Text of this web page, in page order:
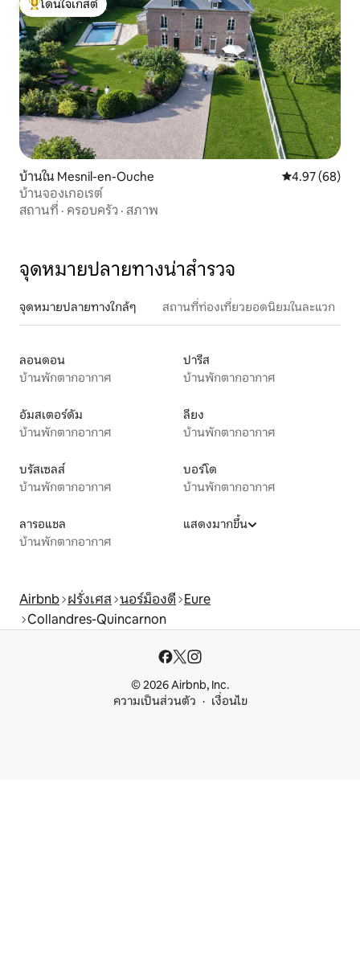
โดนใจเกสต์ที่สุด
โดนใจเกสต์
บ้านใน Mesnil-en-Ouche คะแนนเฉลี่ย
4.97 (68)
บ้านจองเกอเรต์
สถานที่ · ครอบครัว · สภาพ
จุดหมายปลายทางน่าสำรวจ
จุดหมายปลายทางใกล้ๆ สถานที่ท่องเที่ยวยอดนิยมในละแวก
ลอนดอน
บ้านพักตากอากาศ
ปารีส
บ้านพักตากอากาศ
อัมสเตอร์ดัม
บ้านพักตากอากาศ
ลียง
บ้านพักตากอากาศ
บรัสเซลส์
บ้านพักตากอากาศ
บอร์โด
บ้านพักตากอากาศ
ลารอแชล
บ้านพักตากอากาศ
แสดงมากขึ้น
Airbnb ฝรั่งเศส นอร์ม็องดี Eure
Collandres-Quincarnon
© 2026 Airbnb, Inc.
ความเป็นส่วนตัว
เงื่อนไข